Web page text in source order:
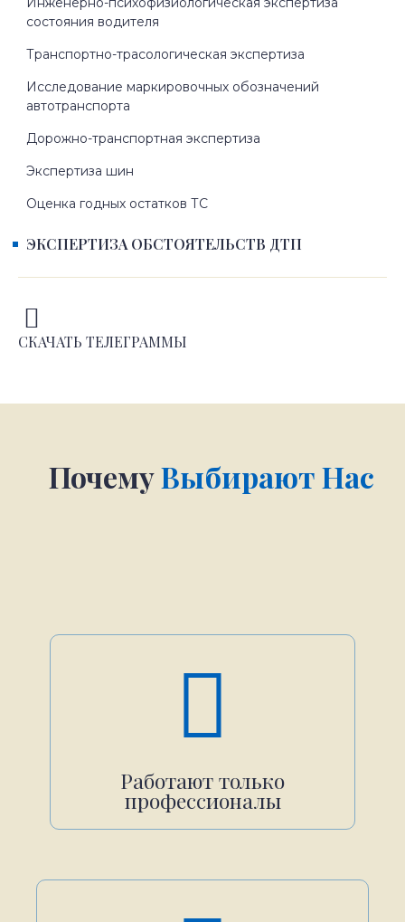
состояния водителя
Транспортно-трасологическая экспертиза
Исследование маркировочных обозначений
автотранспорта
Дорожно-транспортная экспертиза
Экспертиза шин
Оценка годных остатков ТС
ЭКСПЕРТИЗА ОБСТОЯТЕЛЬСТВ ДТП
СКАЧАТЬ ТЕЛЕГРАММЫ
ПочемуВыбирают Нас
Работают только
профессионалы